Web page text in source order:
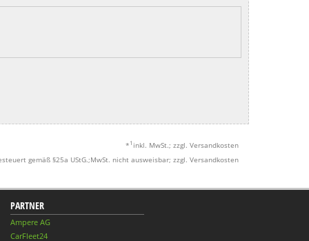
* 1 inkl. MwSt.; zzgl. Versandkosten
gemäß §25a UStG.;MwSt. nicht ausweisbar; zzgl. Versandkosten
PARTNER
Ampere AG
CarFleet24